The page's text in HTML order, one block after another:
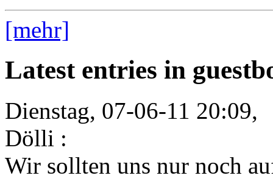
[mehr]
Latest entries in
Dienstag, 07-06-11 20:09,
Dölli :
Wir sollten uns nur noch